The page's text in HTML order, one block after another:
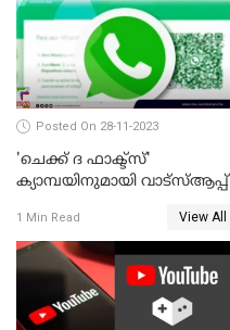
Posted On 28-11-2023
'ചെക്ക് ദ ഫാക്ട്‌സ്'
ക്യാമ്പയിനുമായി വാട്സ്ആപ്പ്
1 Min Read View All